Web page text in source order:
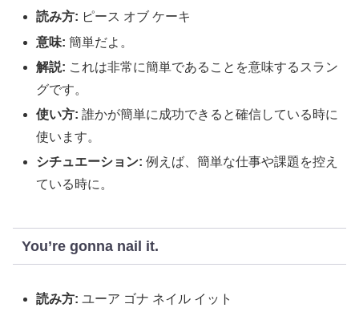
読み方: ピース オブ ケーキ
意味: 簡単だよ。
解説: これは非常に簡単であることを意味するスラン
グです。
使い方: 誰かが簡単に成功できると確信している時に
使います。
シチュエーション: 例えば、簡単な仕事や課題を控え
ている時に。
You’re gonna nail it.
読み方: ユーア ゴナ ネイル イット